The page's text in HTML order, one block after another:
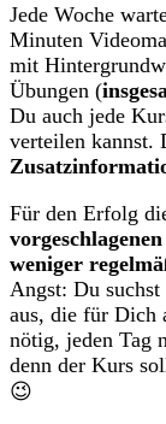
Jede Woche
Minuten
mit
Übungen (
Du auch jede
verteilen kannst.
Für den Erfolg
weniger
Angst: Du
aus, die für Dich
nötig, jeden Tag
denn der Kurs
😉